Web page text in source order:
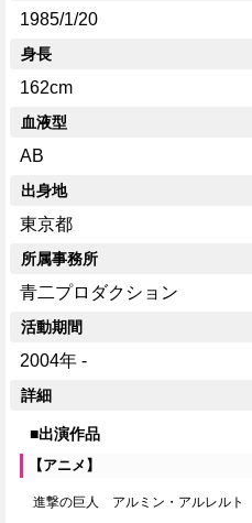
1985/1/20
身長
162cm
血液型
AB
出身地
東京都
所属事務所
青二プロダクション
活動期間
2004年 -
詳細
■出演作品
【アニメ】
進撃の巨人 アルミン・アルレルト